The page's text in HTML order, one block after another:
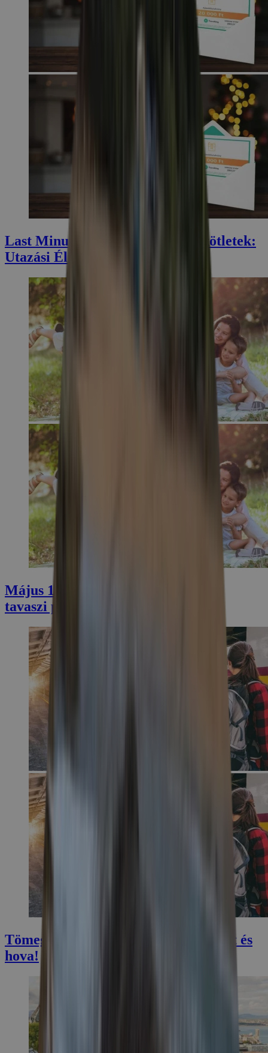
Last Minute Karácsonyi Ajándékötletek:
Utazási Élmények Ajándékba
Május 1-i hosszú hétvége: TOP 5+1
tavaszi program
Tömegközlekedéssel külföldre? Miért és
hova!